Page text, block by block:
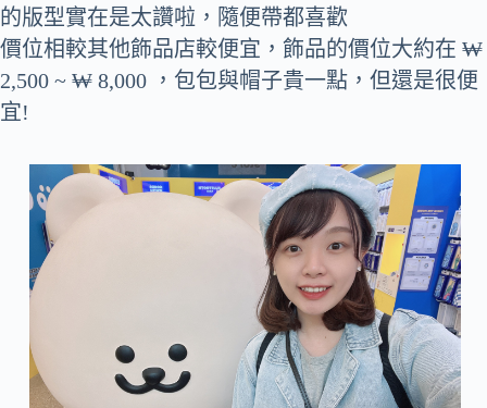
的版型實在是太讚啦，隨便帶都喜歡
價位相較其他飾品店較便宜，飾品的價位大約在 ₩
2,500 ~ ₩ 8,000 ，包包與帽子貴一點，但還是很便
宜!